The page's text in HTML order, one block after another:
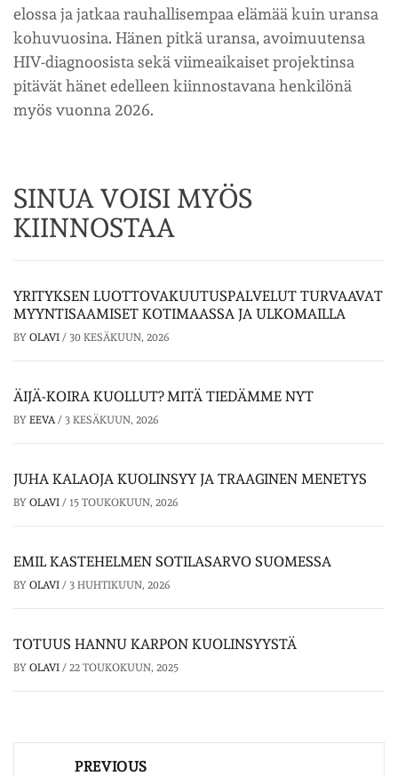
elossa ja jatkaa rauhallisempaa elämää kuin uransa
kohuvuosina. Hänen pitkä uransa, avoimuutensa
HIV-diagnoosista sekä viimeaikaiset projektinsa
pitävät hänet edelleen kiinnostavana henkilönä
myös vuonna 2026.
SINUA VOISI MYÖS
KIINNOSTAA
YRITYKSEN LUOTTOVAKUUTUSPALVELUT TURVAAVAT
MYYNTISAAMISET KOTIMAASSA JA ULKOMAILLA
BY OLAVI / 30 KESÄKUUN, 2026
ÄIJÄ-KOIRA KUOLLUT? MITÄ TIEDÄMME NYT
BY EEVA / 3 KESÄKUUN, 2026
JUHA KALAOJA KUOLINSYY JA TRAAGINEN MENETYS
BY OLAVI / 15 TOUKOKUUN, 2026
EMIL KASTEHELMEN SOTILASARVO SUOMESSA
BY OLAVI / 3 HUHTIKUUN, 2026
TOTUUS HANNU KARPON KUOLINSYYSTÄ
BY OLAVI / 22 TOUKOKUUN, 2025
PREVIOUS